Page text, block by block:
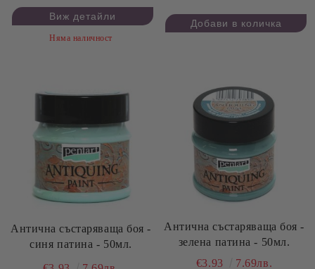
Виж детайли
Няма наличност
Антична състаряваща боя -
синя патина - 50мл.
Антична състаряваща боя -
зелена патина - 50мл.
€3.93
7.69лв.